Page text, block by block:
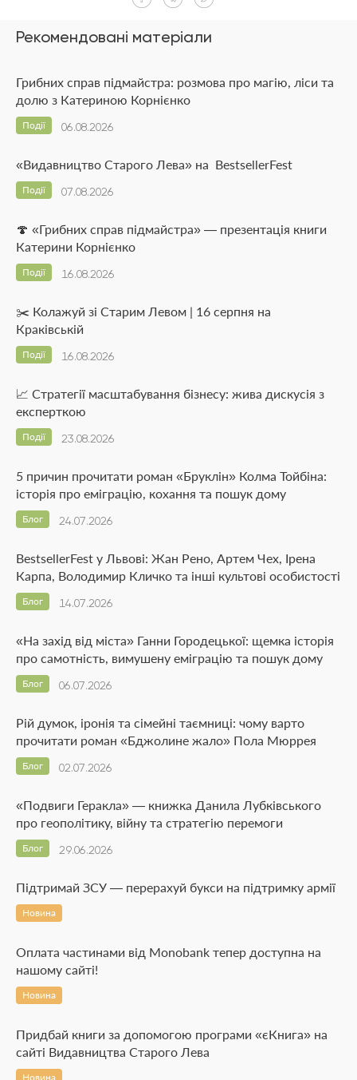
Рекомендовані матеріали
Грибних справ підмайстра: розмова про магію, ліси та
долю з Катериною Корнієнко
06.08.2026
Події
«Видавництво Старого Лева» на BestsellerFest
07.08.2026
Події
🍄 «Грибних справ підмайстра» — презентація книги
Катерини Корнієнко
16.08.2026
Події
✂️ Колажуй зі Старим Левом | 16 серпня на
Краківській
16.08.2026
Події
📈 Стратегії масштабування бізнесу: жива дискусія з
експерткою
23.08.2026
Події
5 причин прочитати роман «Бруклін» Колма Тойбіна:
історія про еміграцію, кохання та пошук дому
24.07.2026
Блог
BestsellerFest у Львові: Жан Рено, Артем Чех, Ірена
Карпа, Володимир Кличко та інші культові особистості
14.07.2026
Блог
«На захід від міста» Ганни Городецької: щемка історія
про самотність, вимушену еміграцію та пошук дому
06.07.2026
Блог
Рій думок, іронія та сімейні таємниці: чому варто
прочитати роман «Бджолине жало» Пола Мюррея
02.07.2026
Блог
«Подвиги Геракла» — книжка Данила Лубківського
про геополітику, війну та стратегію перемоги
29.06.2026
Блог
Підтримай ЗСУ — перерахуй букси на підтримку армії
Новина
Оплата частинами від Monobank тепер доступна на
нашому сайті!
Новина
Придбай книги за допомогою програми «єКнига» на
сайті Видавництва Старого Лева
Новина